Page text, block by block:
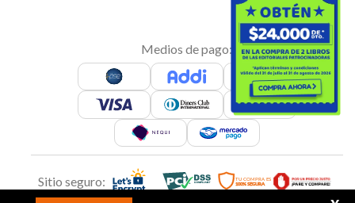
Medios de pago:
Sitio seguro: